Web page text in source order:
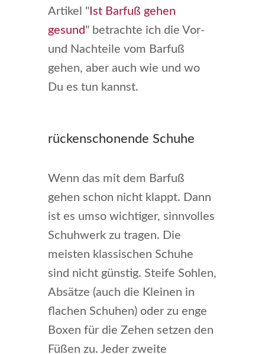
Artikel "Ist Barfuß gehen
gesund" betrachte ich die Vor-
und Nachteile vom Barfuß
gehen, aber auch wie und wo
Du es tun kannst.
rückenschonende Schuhe
Wenn das mit dem Barfuß
gehen schon nicht klappt. Dann
ist es umso wichtiger, sinnvolles
Schuhwerk zu tragen. Die
meisten klassischen Schuhe
sind nicht günstig. Steife Sohlen,
Absätze (auch die Kleinen in
flachen Schuhen) oder zu enge
Boxen für die Zehen setzen den
Füßen zu. Jeder zweite